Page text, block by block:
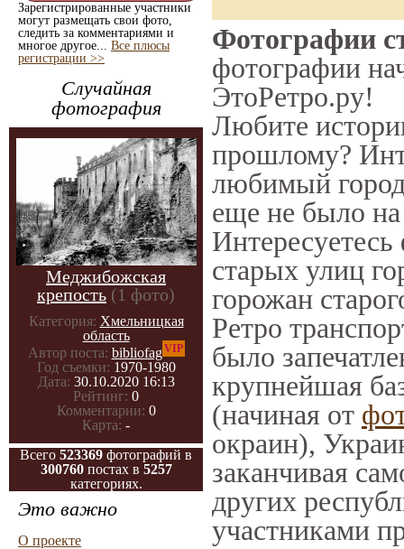
Зарегистрированные участники
могут размещать свои фото,
следить за комментариями и
многое другое... Все плюсы
регистрации >>
Случайная
фотография
Меджибожская
крепость (1 фото)
Категория: Хмельницкая
область
Автор поста: bibliofagVIP
Год съемки: 1970-1980
Дата: 30.10.2020 16:13
Рейтинг: 0
Комментарии: 0
Карта: -
Всего 523369 фотографий в
300760постах в 5257
категориях.
Это важно
О проекте
Фотографии
фотографии
ЭтоРетро.ру!
Любите
прошлому?
любимый
еще не было на
Интересуетесь
старых улиц
горожан
Ретро
было
крупнейшая
(начиная от
окраин),
заканчивая
других
участниками